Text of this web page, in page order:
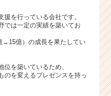
を行っている会社です。
では一定の実績を築いてお
→15億）の成長を果たしてい
を築いているため、
のを変えるプレゼンスを持っ